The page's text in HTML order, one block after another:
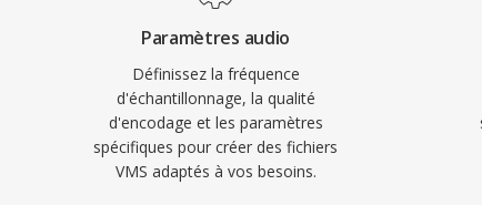
Paramètres audio
Définissez la fréquence
d'échantillonnage, la qualité
d'encodage et les paramètres
spécifiques pour créer des fichiers
VMS adaptés à vos besoins.